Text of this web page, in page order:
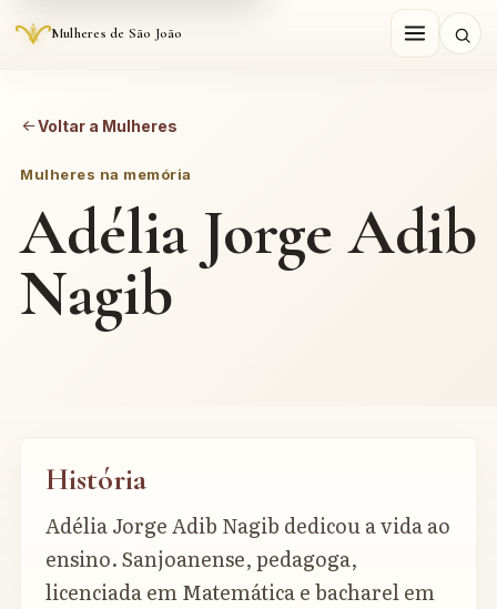
Mulheres de São João
Voltar a Mulheres
Mulheres na memória
Adélia Jorge Adib
Nagib
História
Adélia Jorge Adib Nagib dedicou a vida ao
ensino. Sanjoanense, pedagoga,
licenciada em Matemática e bacharel em